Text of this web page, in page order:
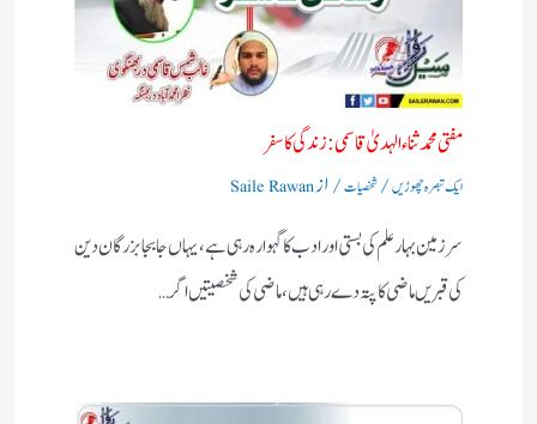
مفتی محمد ثناء الہدیٰ قاسمی: زندگی کا سفر
ایک تبصرہ چھوڑیں/شخصیات/ ازSaile Rawan
سرزمین بہارعلم کی بستی اورادب کا گہوارہ رہی ہے، یہاں جابجا بزرگان دین
کی قبریں ماضی کا پتہ دے رہی ہیں، ماضی کی شخصیتیں اگر…